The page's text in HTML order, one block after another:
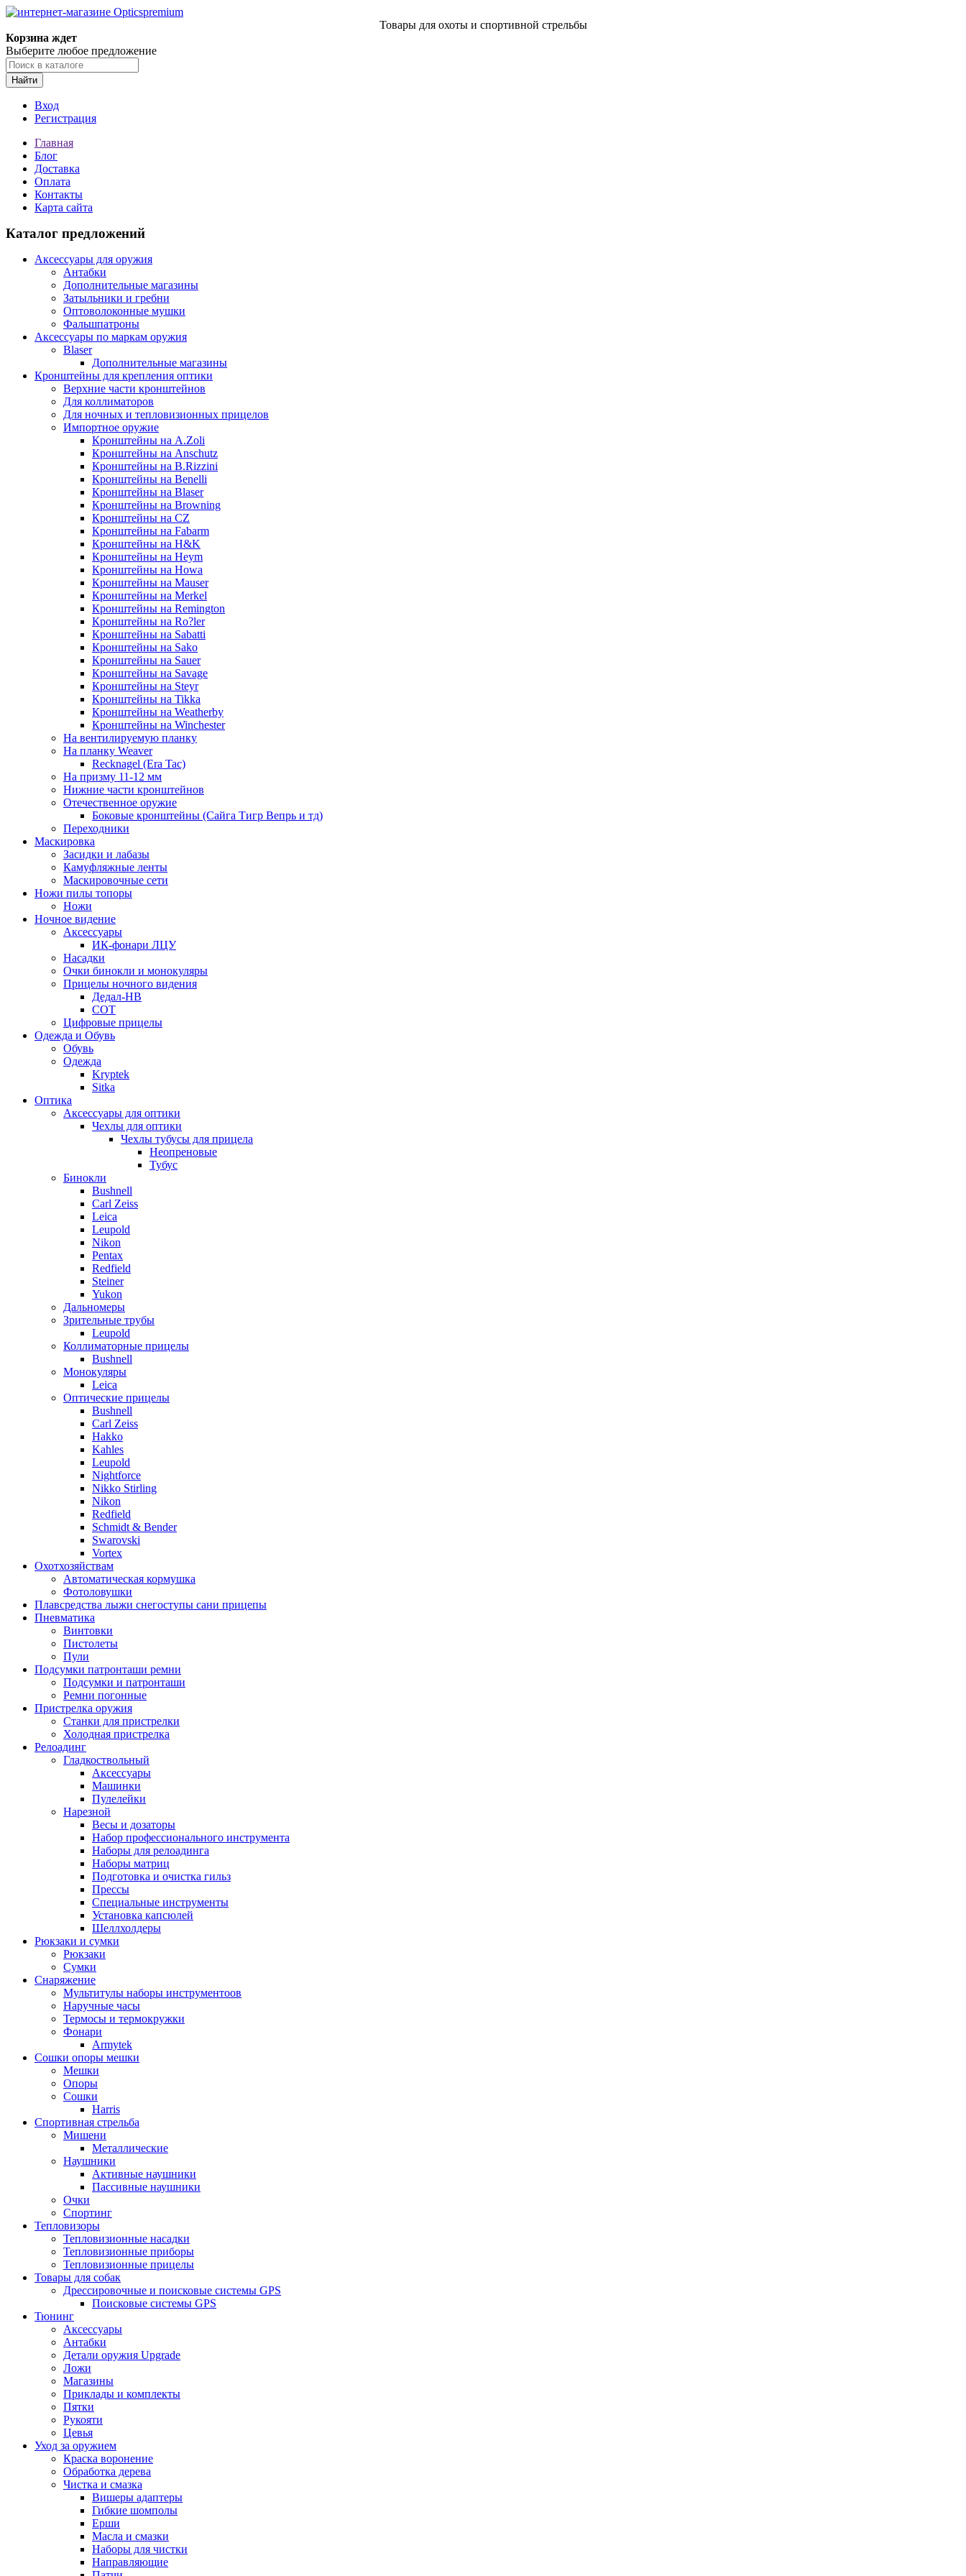
Товары для охоты и спортивной стрельбы
Корзина ждет
Выберите любое предложение
Найти
Вход
Регистрация
Главная
Блог
Доставка
Оплата
Контакты
Карта сайта
Каталог предложений
Аксессуары для оружия
Антабки
Дополнительные магазины
Затыльники и гребни
Оптоволоконные мушки
Фальшпатроны
Аксессуары по маркам оружия
Blaser
Дополнительные магазины
Кронштейны для крепления оптики
Верхние части кронштейнов
Для коллиматоров
Для ночных и тепловизионных прицелов
Импортное оружие
Кронштейны на A.Zoli
Кронштейны на Anschutz
Кронштейны на B.Rizzini
Кронштейны на Benelli
Кронштейны на Blaser
Кронштейны на Browning
Кронштейны на CZ
Кронштейны на Fabarm
Кронштейны на H&K
Кронштейны на Heym
Кронштейны на Howa
Кронштейны на Mauser
Кронштейны на Merkel
Кронштейны на Remington
Кронштейны на Ro?ler
Кронштейны на Sabatti
Кронштейны на Sako
Кронштейны на Sauer
Кронштейны на Savage
Кронштейны на Steyr
Кронштейны на Tikka
Кронштейны на Weatherby
Кронштейны на Winchester
На вентилируемую планку
На планку Weaver
Recknagel (Era Tac)
На призму 11-12 мм
Нижние части кронштейнов
Отечественное оружие
Боковые кронштейны (Сайга Тигр Вепрь и тд)
Переходники
Маскировка
Засидки и лабазы
Камуфляжные ленты
Маскировочные сети
Ножи пилы топоры
Ножи
Ночное видение
Аксессуары
ИК-фонари ЛЦУ
Насадки
Очки бинокли и монокуляры
Прицелы ночного видения
Дедал-НВ
СОТ
Цифровые прицелы
Одежда и Обувь
Обувь
Одежда
Kryptek
Sitka
Оптика
Аксессуары для оптики
Чехлы для оптики
Чехлы тубусы для прицела
Неопреновые
Тубус
Бинокли
Bushnell
Carl Zeiss
Leica
Leupold
Nikon
Pentax
Redfield
Steiner
Yukon
Дальномеры
Зрительные трубы
Leupold
Коллиматорные прицелы
Bushnell
Монокуляры
Leica
Оптические прицелы
Bushnell
Carl Zeiss
Hakko
Kahles
Leupold
Nightforce
Nikko Stirling
Nikon
Redfield
Schmidt & Bender
Swarovski
Vortex
Охотхозяйствам
Автоматическая кормушка
Фотоловушки
Плавсредства лыжи снегоступы сани прицепы
Пневматика
Винтовки
Пистолеты
Пули
Подсумки патронташи ремни
Подсумки и патронташи
Ремни погонные
Пристрелка оружия
Станки для пристрелки
Холодная пристрелка
Релоадинг
Гладкоствольный
Аксессуары
Машинки
Пулелейки
Нарезной
Весы и дозаторы
Набор профессионального инструмента
Наборы для релоадинга
Наборы матриц
Подготовка и очистка гильз
Прессы
Специальные инструменты
Установка капсюлей
Шеллхолдеры
Рюкзаки и сумки
Рюкзаки
Сумки
Снаряжение
Мультитулы наборы инструментоов
Наручные часы
Термосы и термокружки
Фонари
Armytek
Сошки опоры мешки
Мешки
Опоры
Сошки
Harris
Спортивная стрельба
Мишени
Металлические
Наушники
Активные наушники
Пассивные наушники
Очки
Спортинг
Тепловизоры
Тепловизионные насадки
Тепловизионные приборы
Тепловизионные прицелы
Товары для собак
Дрессировочные и поисковые системы GPS
Поисковые системы GPS
Тюнинг
Аксессуары
Антабки
Детали оружия Upgrade
Ложи
Магазины
Приклады и комплекты
Пятки
Рукояти
Цевья
Уход за оружием
Краска воронение
Обработка дерева
Чистка и смазка
Вишеры адаптеры
Гибкие шомполы
Ерши
Масла и смазки
Наборы для чистки
Направляющие